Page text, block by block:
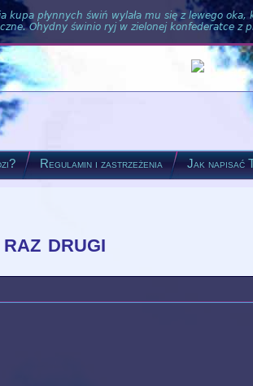
płynnych świń wylała mu się z lewego oka,
Ohydny świnio ryj w zielonej konfederatce z
Regulamin i zastrzeżenia Jak napisać
raz drugi